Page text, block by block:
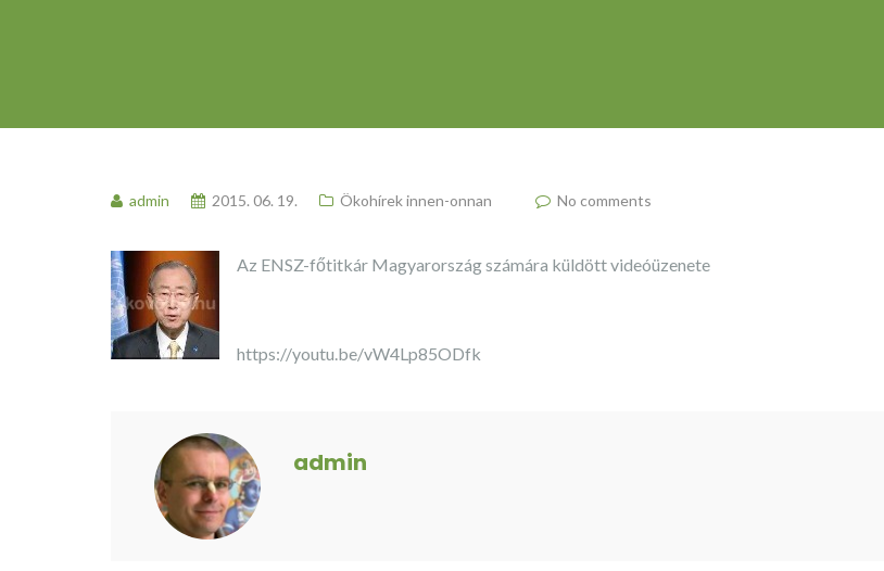
admin 2015. 06. 19. Ökohírek innen-onnan No comments
Az ENSZ-főtitkár Magyarország számára küldött videóüzenete
https://youtu.be/vW4Lp85ODfk
admin